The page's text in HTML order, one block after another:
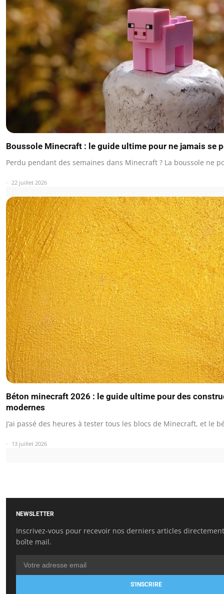
Boussole Minecraft : le guide ultime pour ne jamais se
Perdu pendant des semaines dans Minecraft ? La boussole ne
22 juillet 2026
Béton minecraft 2026 : le guide ultime pour des
modernes
J’ai passé des heures à tester tous les blocs de Minecraft, et le
13 juillet 2026
NEWSLETTER
Inscrivez-vous pour recevoir nos derniers articles
boîte mail.
S'INSCRIRE